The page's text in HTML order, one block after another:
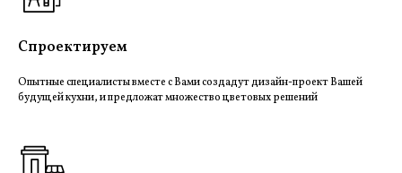
Спроектируем
Опытные специалисты вместе с Вами создадут дизайн-проект Вашей
будущей кухни, и предложат множество цветовых решений